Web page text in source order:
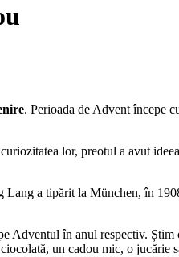
. Perioada de Advent începe
lor, preotul a avut
a tipărit la München, în
Adventul în anul respectiv.
un cadou mic, o jucărie